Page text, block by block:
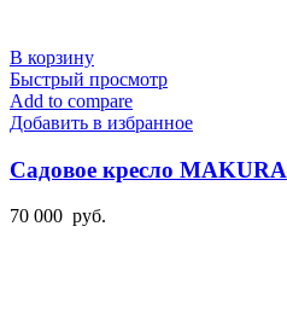
В корзину
Быстрый просмотр
Add to compare
Добавить в избранное
Садовое кресло MAKURA
70 000 руб.